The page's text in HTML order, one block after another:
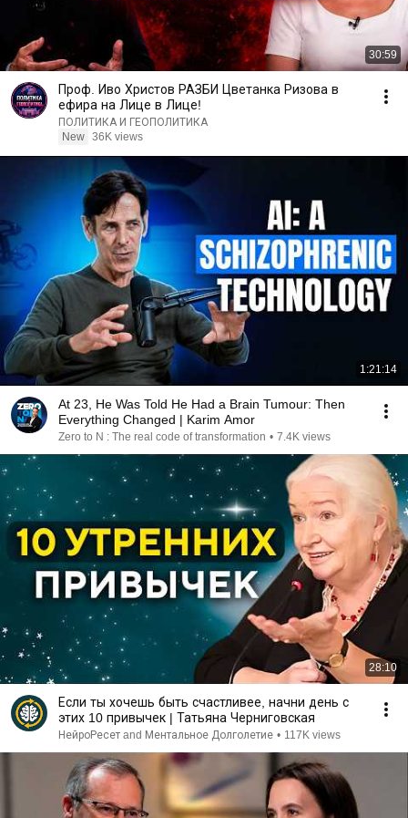
30:59
Проф. Иво Христов РАЗБИ Цветанка Ризова в
ефира на Лице в Лице!
ПОЛИТИКА И ГЕОПОЛИТИКА
New 36K views
1:21:14
At 23, He Was Told He Had a Brain Tumour: Then
Everything Changed | Karim Amor
Zero to N : The real code of transformation • 7.4K views
28:10
Если ты хочешь быть счастливее, начни день с
этих 10 привычек | Татьяна Черниговская
НейроРесет and Ментальное Долголетие • 117K views